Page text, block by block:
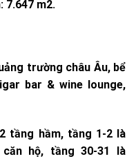
7.647 m2.
trường châu Âu, bể
bar & wine lounge,
tầng hầm, tầng 1-2 là
hộ, tầng 30-31 là